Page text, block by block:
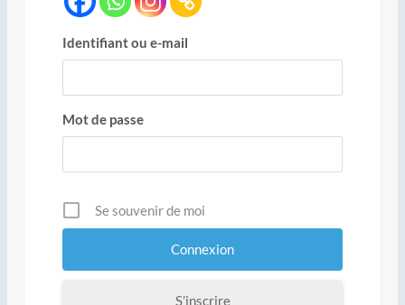
Identifiant ou e-mail
Mot de passe
Se souvenir de moi
S’inscrire